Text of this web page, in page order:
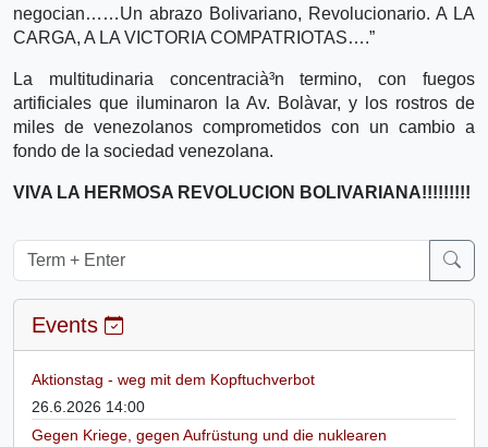
negocian……Un abrazo Bolivariano, Revolucionario. A LA
CARGA, A LA VICTORIA COMPATRIOTAS….”
La multitudinaria concentracià³n termino, con fuegos
artificiales que iluminaron la Av. Bolà­var, y los rostros de
miles de venezolanos comprometidos con un cambio a
fondo de la sociedad venezolana.
VIVA LA HERMOSA REVOLUCION BOLIVARIANA!!!!!!!!!
Events
Aktionstag - weg mit dem Kopftuchverbot
26.6.2026 14:00
Gegen Kriege, gegen Aufrüstung und die nuklearen